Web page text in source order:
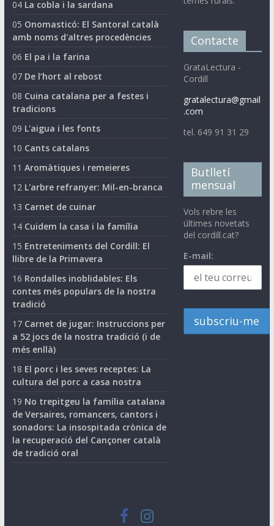
04 La cobla i la sardana
05 Onomasticó: El Santoral català
amb noms d'altres procedències
06 El pa i la farina
07 De l’hort al rebost
08 Cuina catalana per a festes i
tradicions
09 L'aigua i les fonts
10 Cants catalans
11 Aromàtiques i remeieres
12 L'arbre refranyer: Mil-en-branca
13 Carnet de cuinar
14 Cuidem la casa i la família
15 Entreteniments del Cordill: El
llibre de la Primavera
16 Rondalles inoblidables: Els
contes més populars de la nostra
tradició
17 Carnet de jugar: Instruccions per
a 52 jocs de la nostra tradició (i de
més enllà)
18 El porc i les seves receptes: La
cultura del porc a casa nostra
19 No trepitgeu la família catalana
de Versaires, romancers, cantors i
sonadors: La insospitada crònica de
la recuperació del Cançoner català
de tradició oral
Contacte
GrataLectura -
Cordill
gratalectura@gmail
.com
tel. 649 91 31 29
Butlletí
mensual
Vols rebre les
últimes novetats
del cordill.cat?
E-mail: